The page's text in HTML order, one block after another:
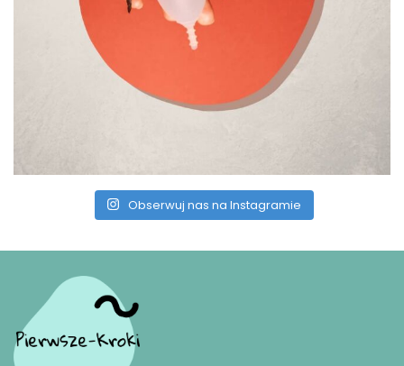
Obserwuj nas na Instagramie